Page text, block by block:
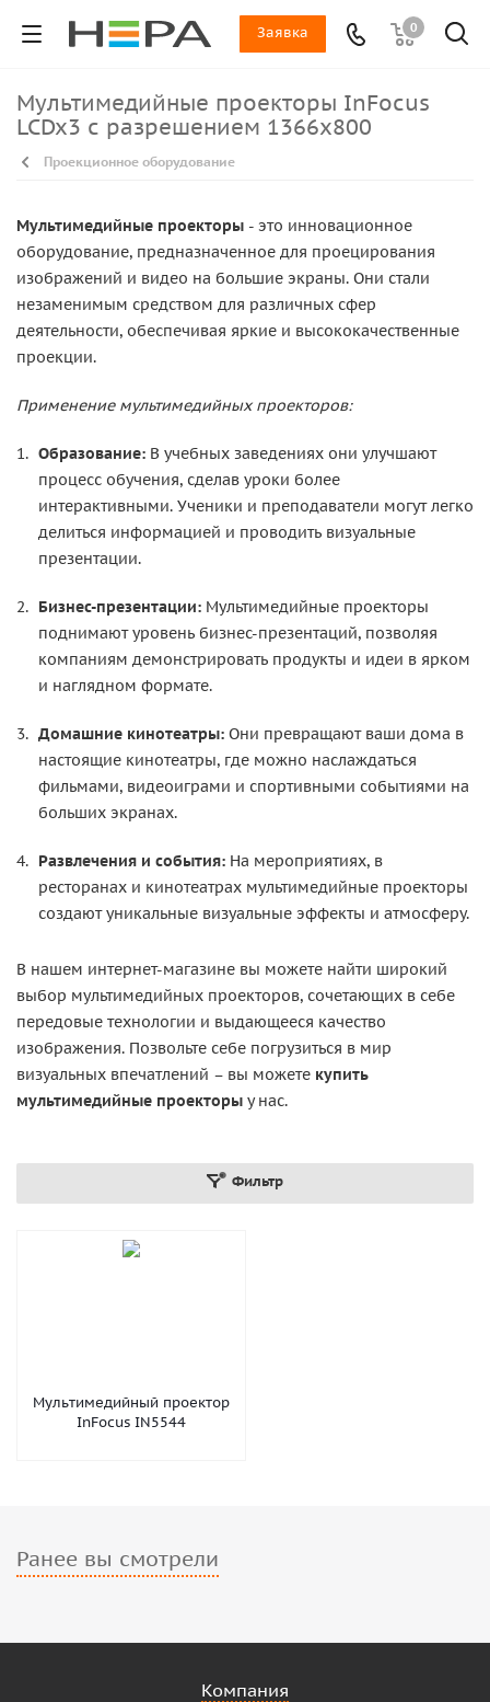
0
Заявка
Мультимедийные проекторы InFocus
LCDx3 с разрешением 1366x800
Проекционное оборудование
Мультимедийные проекторы - это инновационное
оборудование, предназначенное для проецирования
изображений и видео на большие экраны. Они стали
незаменимым средством для различных сфер
деятельности, обеспечивая яркие и высококачественные
проекции.
Применение мультимедийных проекторов:
Образование: В учебных заведениях они улучшают
процесс обучения, сделав уроки более
интерактивными. Ученики и преподаватели могут легко
делиться информацией и проводить визуальные
презентации.
Бизнес-презентации: Мультимедийные проекторы
поднимают уровень бизнес-презентаций, позволяя
компаниям демонстрировать продукты и идеи в ярком
и наглядном формате.
Домашние кинотеатры: Они превращают ваши дома в
настоящие кинотеатры, где можно наслаждаться
фильмами, видеоиграми и спортивными событиями на
больших экранах.
Развлечения и события: На мероприятиях, в
ресторанах и кинотеатрах мультимедийные проекторы
создают уникальные визуальные эффекты и атмосферу.
В нашем интернет-магазине вы можете найти широкий
выбор мультимедийных проекторов, сочетающих в себе
передовые технологии и выдающееся качество
изображения. Позвольте себе погрузиться в мир
визуальных впечатлений – вы можете купить
мультимедийные проекторы у нас.
Фильтр
Мультимедийный проектор
InFocus IN5544
Ранее вы смотрели
Компания